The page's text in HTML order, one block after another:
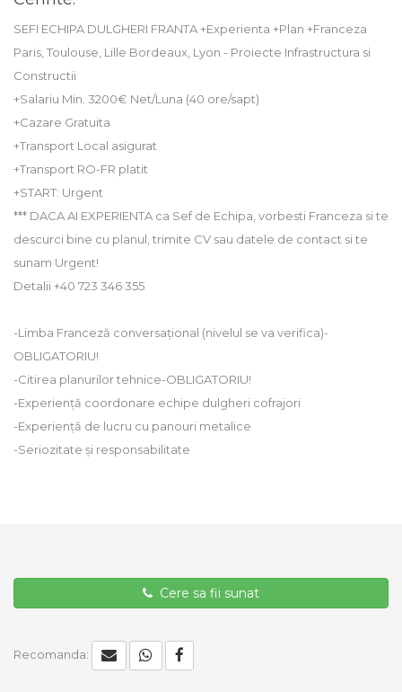
SEFI ECHIPA DULGHERI FRANTA +Experienta +Plan +Franceza
Paris, Toulouse, Lille Bordeaux, Lyon - Proiecte Infrastructura si
Constructii
+Salariu Min. 3200€ Net/Luna (40 ore/sapt)
+Cazare Gratuita
+Transport Local asigurat
+Transport RO-FR platit
+START: Urgent
*** DACA AI EXPERIENTA ca Sef de Echipa, vorbesti Franceza si te
descurci bine cu planul, trimite CV sau datele de contact si te
sunam Urgent!
Detalii +40 723 346 355
-Limba Franceză conversațional (nivelul se va verifica)-
OBLIGATORIU!
-Citirea planurilor tehnice-OBLIGATORIU!
-Experiență coordonare echipe dulgheri cofrajori
-Experiență de lucru cu panouri metalice
-Seriozitate și responsabilitate
Cere sa fii sunat
Recomanda: